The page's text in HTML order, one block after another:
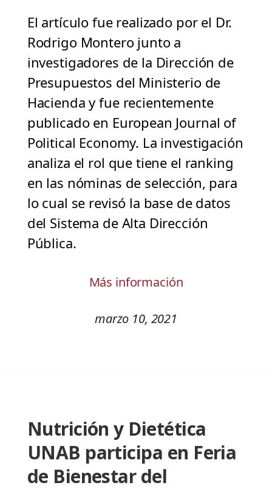
El artículo fue realizado por el Dr.
Rodrigo Montero junto a
investigadores de la Dirección de
Presupuestos del Ministerio de
Hacienda y fue recientemente
publicado en European Journal of
Political Economy. La investigación
analiza el rol que tiene el ranking
en las nóminas de selección, para
lo cual se revisó la base de datos
del Sistema de Alta Dirección
Pública.
Más información
marzo 10, 2021
Nutrición y Dietética
UNAB participa en Feria
de Bienestar del